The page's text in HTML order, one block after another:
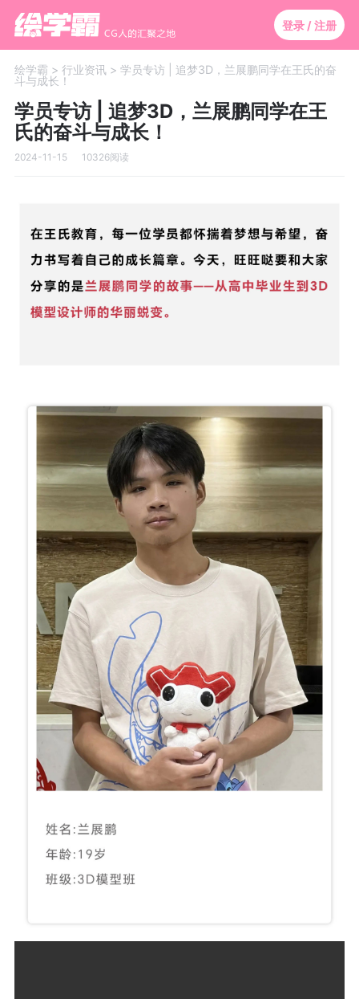
登录 / 注册
绘学霸 > 行业资讯 > 学员专访 | 追梦3D，兰展鹏同学在王氏的奋
斗与成长！
学员专访 | 追梦3D，兰展鹏同学在王
氏的奋斗与成长！
2024-11-15 10326阅读